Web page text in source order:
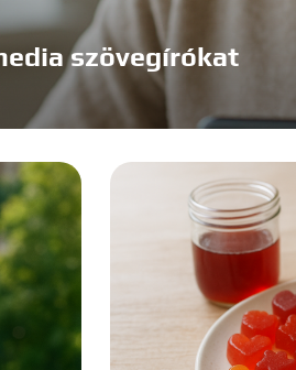
szövegírókat